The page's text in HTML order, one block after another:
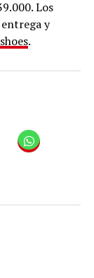
Los
y
.